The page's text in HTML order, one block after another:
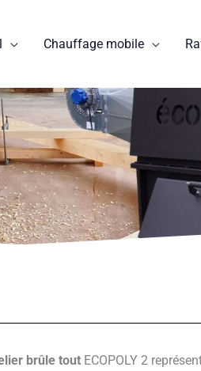
Chauffage mobile
brûle tout ECOPOLY 2